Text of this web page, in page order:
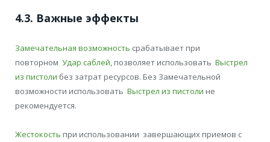
4.3. Важные эффекты
Замечательная возможность срабатывает при
повторном Удар саблей, позволяет использовать Выстрел
из пистоли без затрат ресурсов. Без Замечательной
возможности использовать Выстрел из пистоли не
рекомендуется.
Жестокость при использовании завершающих приемов с